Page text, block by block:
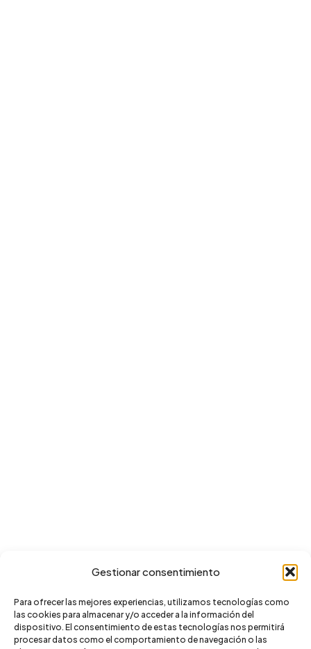
Gestionar consentimiento
Para ofrecer las mejores experiencias, utilizamos tecnologías como
las cookies para almacenar y/o acceder a la información del
dispositivo. El consentimiento de estas tecnologías nos permitirá
procesar datos como el comportamiento de navegación o las